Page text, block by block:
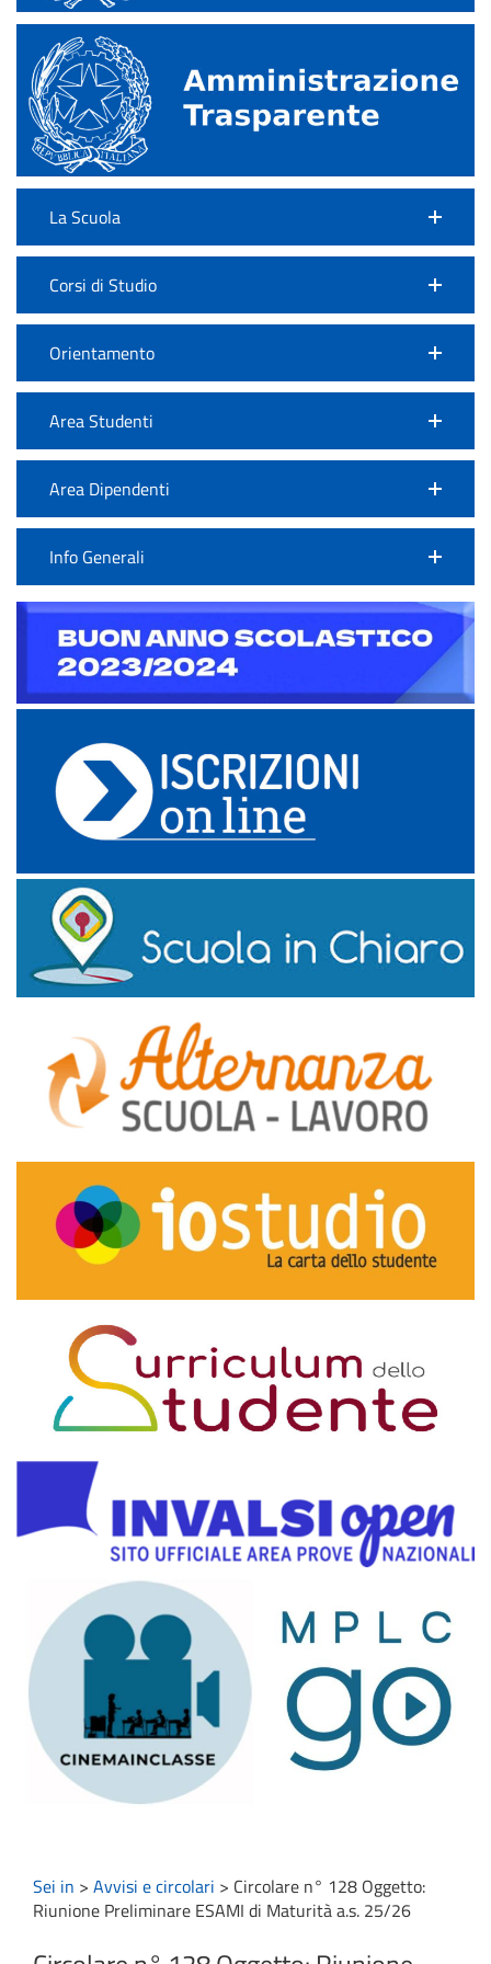
La Scuola
Corsi di Studio
Orientamento
Area Studenti
Area Dipendenti
Info Generali
Sei in > Avvisi e circolari > Circolare n° 128 Oggetto:
Riunione Preliminare ESAMI di Maturità a.s. 25/26